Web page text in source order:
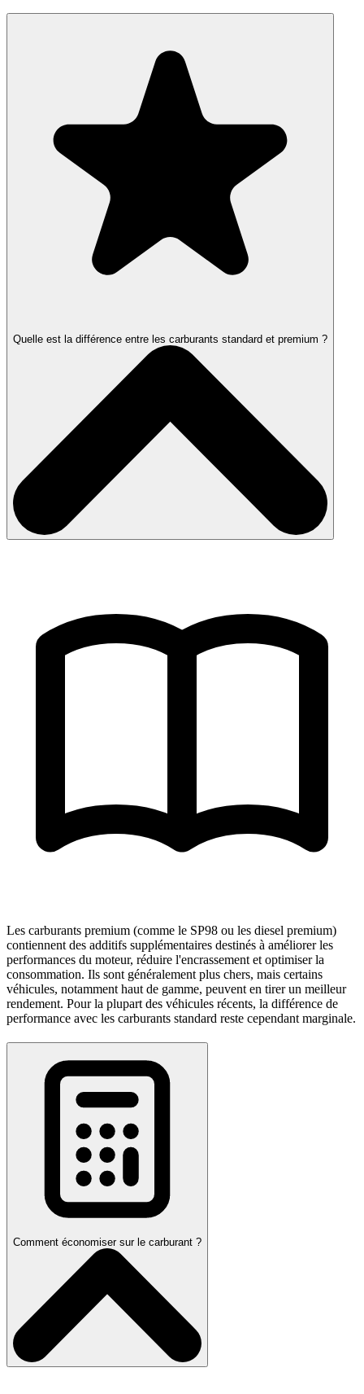
Quelle est la différence entre les carburants standard et premium ?
Les carburants premium (comme le SP98 ou les diesel premium)
contiennent des additifs supplémentaires destinés à améliorer les
performances du moteur, réduire l'encrassement et optimiser la
consommation. Ils sont généralement plus chers, mais certains
véhicules, notamment haut de gamme, peuvent en tirer un meilleur
rendement. Pour la plupart des véhicules récents, la différence de
performance avec les carburants standard reste cependant marginale.
Comment économiser sur le carburant ?